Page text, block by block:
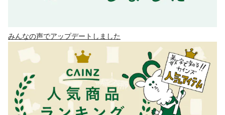
みんなの声でアップデートしました